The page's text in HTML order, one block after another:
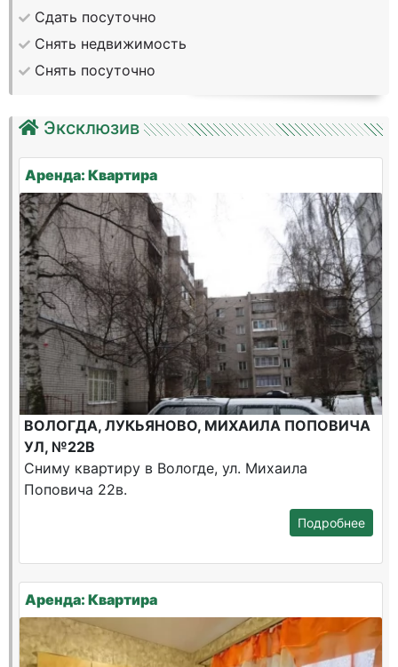
Сдать посуточно
Снять недвижимость
Снять посуточно
Эксклюзив
Аренда: Квартира
ВОЛОГДА, ЛУКЬЯНОВО, МИХАИЛА ПОПОВИЧА
УЛ, №22В
Сниму квартиру в Вологде, ул. Михаила
Поповича 22в.
Подробнее
Аренда: Квартира